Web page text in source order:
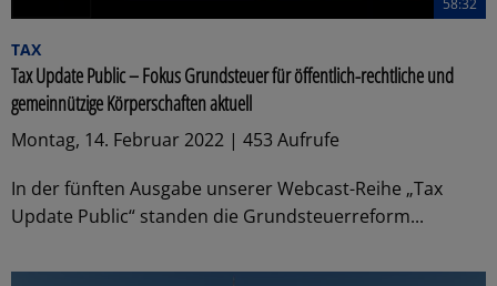
58:32
TAX
Tax Update Public – Fokus Grundsteuer für öffentlich-rechtliche und
gemeinnützige Körperschaften aktuell
Montag, 14. Februar 2022 | 453 Aufrufe
In der fünften Ausgabe unserer Webcast-Reihe „Tax
Update Public“ standen die Grundsteuerreform...